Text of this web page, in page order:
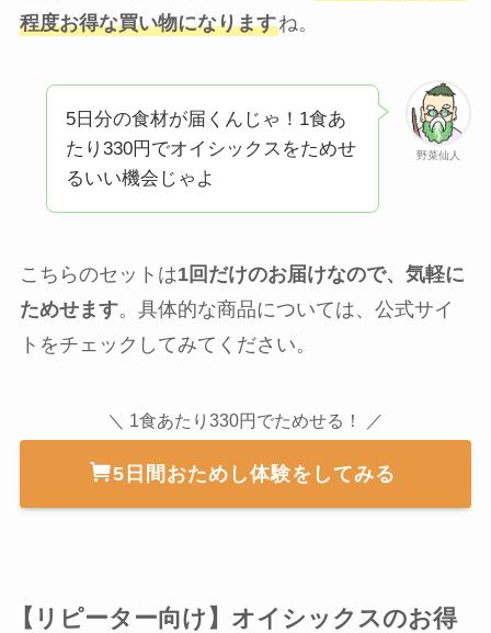
程度お得な買い物になりますね。
野菜仙人
5日分の食材が届くんじゃ！1食あ
たり330円でオイシックスをためせ
るいい機会じゃよ
こちらのセットは1回だけのお届けなので、気軽に
ためせます。具体的な商品については、公式サイ
トをチェックしてみてください。
＼ 1食あたり330円でためせる！ ／
5日間おためし体験をしてみる
【リピーター向け】オイシックスのお得